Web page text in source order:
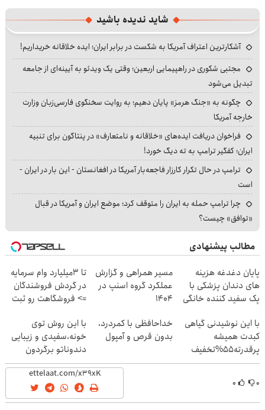
شاید ندیده باشید
آشکارترین اعتراف آمریکا به شکست در برابر ایران؛ ایده خلاقانه خریداریم!
مجتبی شکوری در راهپیمایی اربعین؛ وقتی یک ویدئو به آیینه‌ای از جامعه
تبدیل می‌شود
چگونه به «جنگ هرمز» پایان دهیم؛ به روایت سخنگوی فارسی‌زبان وزارت
خارجه آمریکا
فراخوان دریافت ایده‌های «خلاقانه و نامتعارف» در پنتاگون برای تنبیه
ایران؛ کفگیر ترامپ به ته دیگ خورد!
ترامپ در حال تکرار کارزار فاجعه‌بار آمریکا در افغانستان - این بار در ایران -
است
چرا ترامپ حمله به ایران را متوقف کرد؛ موضع ایران و آمریکا در قبال
«توافق» چیست؟
مطالب پیشنهادی
پایان دغدغه هزینه
های دندان پزشکی با
پک سفید کننده خانگی
مسیر همراهی و گزارش
عملکرد گروه اسنپ در
۱۴۰۴
تا 3میلیارد وام سرمایه
در گردش فروشندگان
=> فروشگاهت رو ثبت
با این نوشیدنی گیاهی
کبدت همیشه
پرقدرته55%تخفیف
خداحافظی با کمردرد،
بدون قرص و آمپول
با این روش توی
خونه،سفیدی و زیبایی
دندوناتو برگردون
(40%off)
۰ ۰